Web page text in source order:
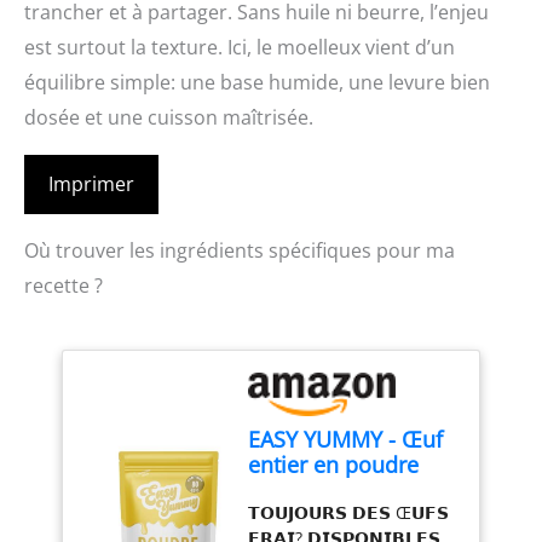
trancher et à partager. Sans huile ni beurre, l’enjeu
est surtout la texture. Ici, le moelleux vient d’un
équilibre simple: une base humide, une levure bien
dosée et une cuisson maîtrisée.
Imprimer
Où trouver les ingrédients spécifiques pour ma
recette ?
EASY YUMMY - Œuf
entier en poudre
(1kg), 100% d'œuf
𝗧𝗢𝗨𝗝𝗢𝗨𝗥𝗦 𝗗𝗘𝗦 Œ𝗨𝗙𝗦
𝗙𝗥𝗔𝗜? 𝗗𝗜𝗦𝗣𝗢𝗡𝗜𝗕𝗟𝗘𝗦